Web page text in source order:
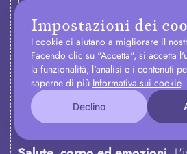
La seconda parte dell'anno, a
passerà sotto la protezione di
affari. Vedrete i risultati degli
dell'anno. Un atteggiamento
delle diverse situazioni aiuterà a
colleghi e partner. Il mese di
maggiore attenzione ai dettagli
A causa dell'influsso di
tensioni e incomprensioni con
Impostazioni dei
I cookie ci aiutano a migliorare il
Facendo clic su "Accetta", si accetta
la funzionalità, l'analisi e i contenuti
saperne di più Informativa sui cookie.
Declino